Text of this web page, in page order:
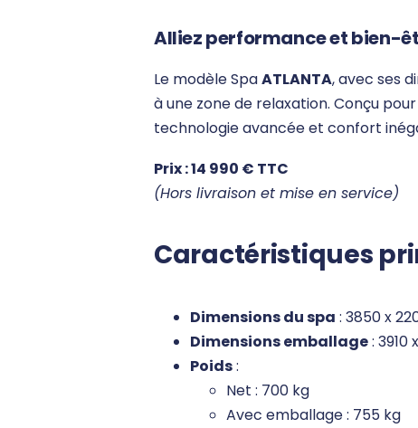
Alliez performance et bien-
Le modèle SpaATLANTA, avec ses
à une zone de relaxation. Conçu
technologie avancée et confort
Prix : 14 990 € TTC
(Hors livraison et mise en service)
Caractéristiques
Dimensions du spa : 3850 x
Dimensions emballage: 3910
Poids:
Net : 700 kg
Avec emballage : 755 kg